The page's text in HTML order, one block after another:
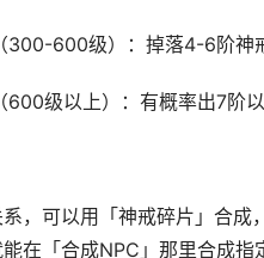
300-600级）：掉落4-6阶神
600级以上）：有概率出7阶
，可以用「神戒碎片」合
在「合成NPC」那里合成指